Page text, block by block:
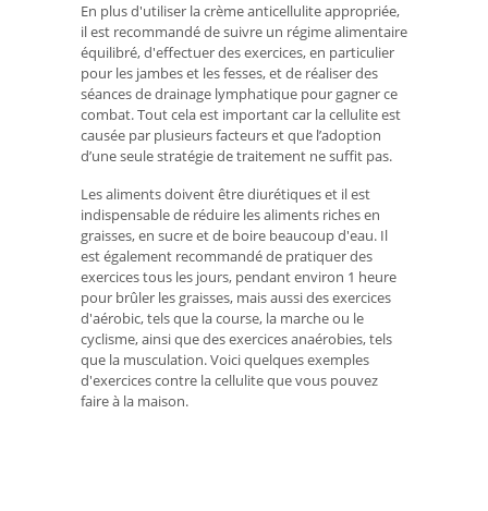
En plus d'utiliser la crème anticellulite appropriée,
il est recommandé de suivre un régime alimentaire
équilibré, d'effectuer des exercices, en particulier
pour les jambes et les fesses, et de réaliser des
séances de drainage lymphatique pour gagner ce
combat. Tout cela est important car la cellulite est
causée par plusieurs facteurs et que l’adoption
d’une seule stratégie de traitement ne suffit pas.
Les aliments doivent être diurétiques et il est
indispensable de réduire les aliments riches en
graisses, en sucre et de boire beaucoup d'eau. Il
est également recommandé de pratiquer des
exercices tous les jours, pendant environ 1 heure
pour brûler les graisses, mais aussi des exercices
d'aérobic, tels que la course, la marche ou le
cyclisme, ainsi que des exercices anaérobies, tels
que la musculation. Voici quelques exemples
d'exercices contre la cellulite que vous pouvez
faire à la maison.